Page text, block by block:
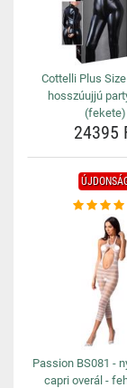
Cottelli Plus
hosszúujjú
(fekete)
24395
Passion BS081 -
capri overál -